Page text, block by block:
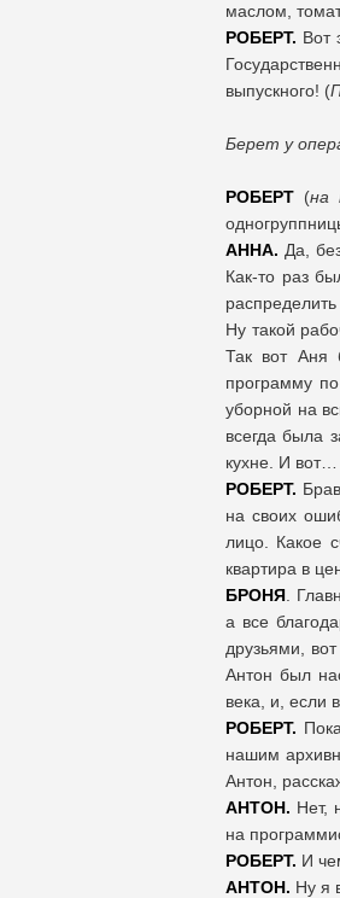
маслом,
РОБЕРТ. Вот
выпускного! (
Берет у
РОБЕРТ (на
АННА. Да,
Как-то раз
Ну такой
Так вот Аня
программу
уборной на
всегда была
кухне. И
РОБЕРТ.
на своих
лицо. Какое
квартира в
БРОНЯ .
а все
друзьями,
Антон был
века, и, если
РОБЕРТ.
нашим
Антон,
АНТОН. Нет,
на
РОБЕРТ. И
АНТОН. Ну я